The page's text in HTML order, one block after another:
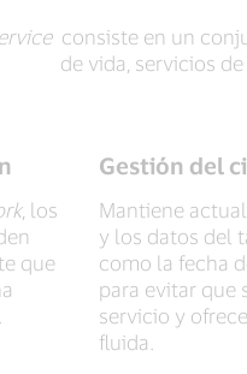
consiste en un
de vida, servicios
, los
que
Gestión del
Mantiene
y los datos del
como la fecha
para evitar que
servicio y
fluida.